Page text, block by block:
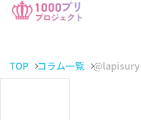
TOP コラム一覧 @lapisury